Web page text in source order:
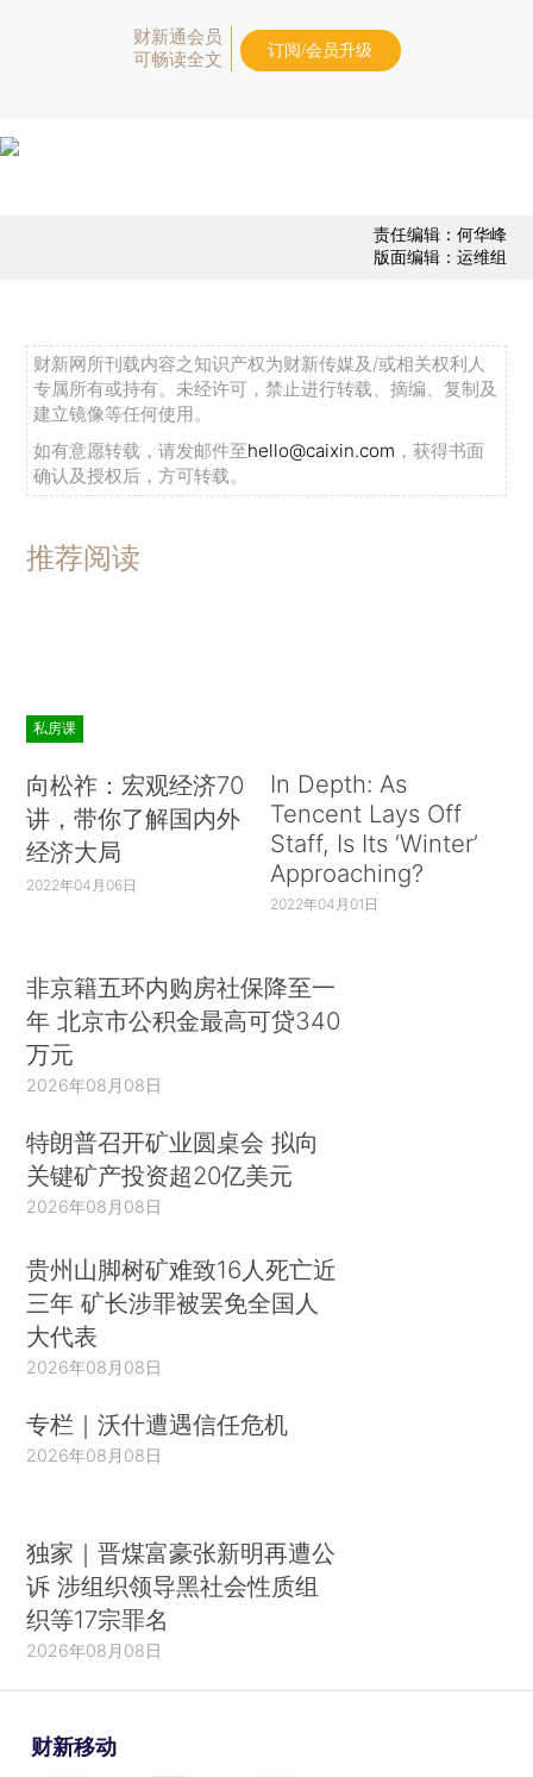
财新通会员
可畅读全文
订阅/会员升级
责任编辑：何华峰
版面编辑：运维组
财新网所刊载内容之知识产权为财新传媒及/或相关权利人
专属所有或持有。未经许可，禁止进行转载、摘编、复制及
建立镜像等任何使用。
如有意愿转载，请发邮件至hello@caixin.com ，获得书面
确认及授权后，方可转载。
推荐阅读
私房课
向松祚：宏观经济70
讲，带你了解国内外
经济大局
2022年04月06日
In Depth: As
Tencent Lays Off
Staff, Is Its ‘Winter’
Approaching?
2022年04月01日
非京籍五环内购房社保降至一
年 北京市公积金最高可贷340
万元
2026年08月08日
特朗普召开矿业圆桌会 拟向
关键矿产投资超20亿美元
2026年08月08日
贵州山脚树矿难致16人死亡近
三年 矿长涉罪被罢免全国人
大代表
2026年08月08日
专栏｜沃什遭遇信任危机
2026年08月08日
独家｜晋煤富豪张新明再遭公
诉 涉组织领导黑社会性质组
织等17宗罪名
2026年08月08日
财新移动